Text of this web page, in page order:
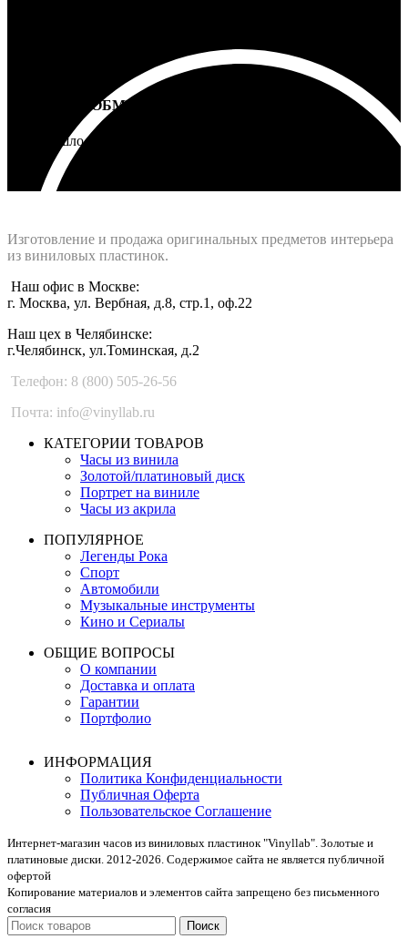
ВОЗВРАТ И ОБМЕН
Не подошло - вернем деньги
Изготовление и продажа оригинальных предметов интерьера
из виниловых пластинок.
Наш офис в Москве:
г. Москва, ул. Вербная, д.8, стр.1, оф.22
Наш цех в Челябинске:
г.Челябинск, ул.Томинская, д.2
Телефон: 8 (800) 505-26-56
Почта: info@vinyllab.ru
КАТЕГОРИИ ТОВАРОВ
Часы из винила
Золотой/платиновый диск
Портрет на виниле
Часы из акрила
ПОПУЛЯРНОЕ
Легенды Рока
Спорт
Автомобили
Музыкальные инструменты
Кино и Сериалы
ОБЩИЕ ВОПРОСЫ
О компании
Доставка и оплата
Гарантии
Портфолио
ИНФОРМАЦИЯ
Политика Конфиденциальности
Публичная Оферта
Пользовательское Соглашение
Интернет-магазин часов из виниловых пластинок "Vinyllab". Золотые и
платиновые диски. 2012-2026. Содержимое сайта не является публичной
офертой
Копирование материалов и элементов сайта запрещено без письменного
согласия
Поиск